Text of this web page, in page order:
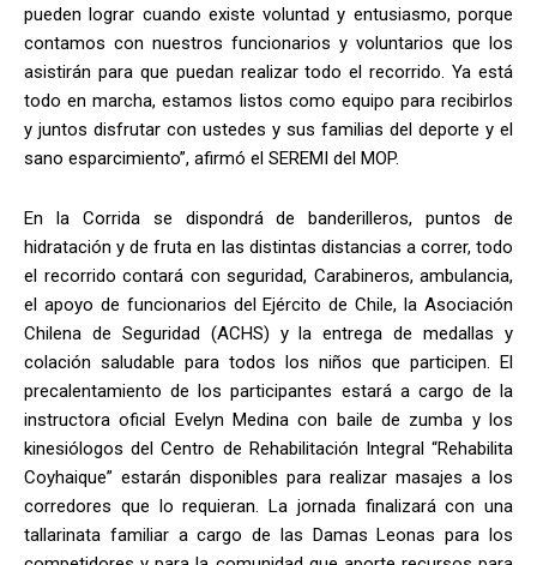
pueden lograr cuando existe voluntad y entusiasmo, porque
contamos con nuestros funcionarios y voluntarios que los
asistirán para que puedan realizar todo el recorrido. Ya está
todo en marcha, estamos listos como equipo para recibirlos
y juntos disfrutar con ustedes y sus familias del deporte y el
sano esparcimiento”, afirmó el SEREMI del MOP.
En la Corrida se dispondrá de banderilleros, puntos de
hidratación y de fruta en las distintas distancias a correr, todo
el recorrido contará con seguridad, Carabineros, ambulancia,
el apoyo de funcionarios del Ejército de Chile, la Asociación
Chilena de Seguridad (ACHS) y la entrega de medallas y
colación saludable para todos los niños que participen. El
precalentamiento de los participantes estará a cargo de la
instructora oficial Evelyn Medina con baile de zumba y los
kinesiólogos del Centro de Rehabilitación Integral “Rehabilita
Coyhaique” estarán disponibles para realizar masajes a los
corredores que lo requieran. La jornada finalizará con una
tallarinata familiar a cargo de las Damas Leonas para los